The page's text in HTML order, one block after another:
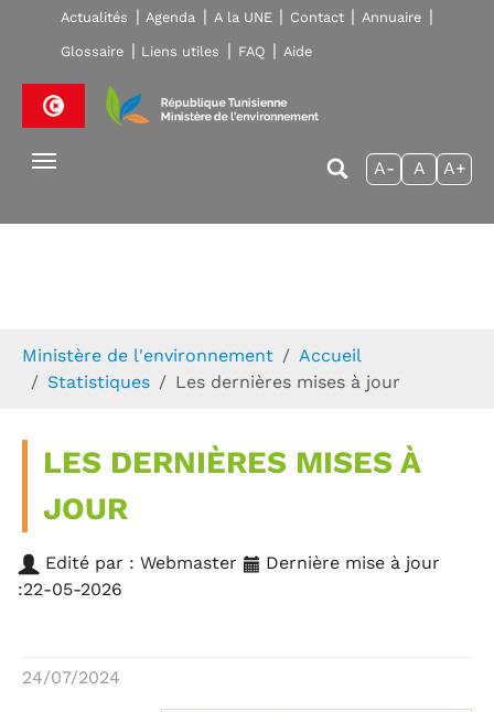
Skip to main navigation
Aller au contenu principal
Skip to page footer
Actualités Agenda A la UNE Contact Annuaire
Glossaire Liens utiles FAQ Aide
A- A A+
Ministère de l'environnement
Accueil
Statistiques
Les dernières mises à jour
LES DERNIÈRES MISES À
JOUR
Edité par : Webmaster
Dernière mise à jour
:22-05-2026
24/07/2024